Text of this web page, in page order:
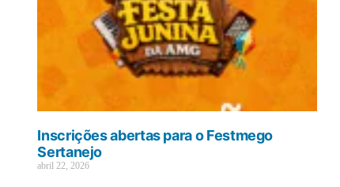
Inscrições abertas para o Festmego
Sertanejo
abril 22, 2026